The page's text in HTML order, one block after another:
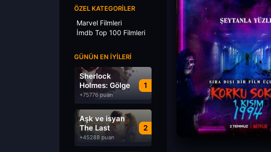
ÖZEL KATEGORILER
Marvel Filmleri
İmdb Top 100 Filmleri
GÜNÜN EN İYILERI
1
Sherlock
Holmes: Gölge
Oyunları
+75776 puan
2
Aşk ve isyan
The Last
Parasido izle
+45288 puan